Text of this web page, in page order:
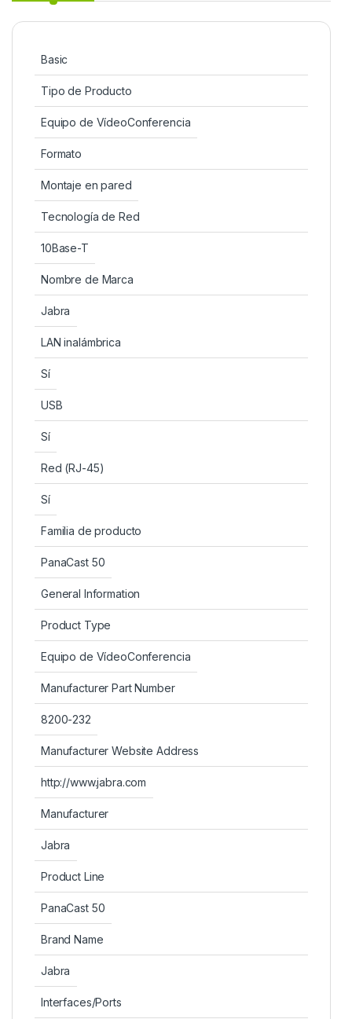
Basic
Tipo de Producto
Equipo de VídeoConferencia
Formato
Montaje en pared
Tecnología de Red
10Base-T
Nombre de Marca
Jabra
LAN inalámbrica
Sí
USB
Sí
Red (RJ-45)
Sí
Familia de producto
PanaCast 50
General Information
Product Type
Equipo de VídeoConferencia
Manufacturer Part Number
8200-232
Manufacturer Website Address
http://www.jabra.com
Manufacturer
Jabra
Product Line
PanaCast 50
Brand Name
Jabra
Interfaces/Ports